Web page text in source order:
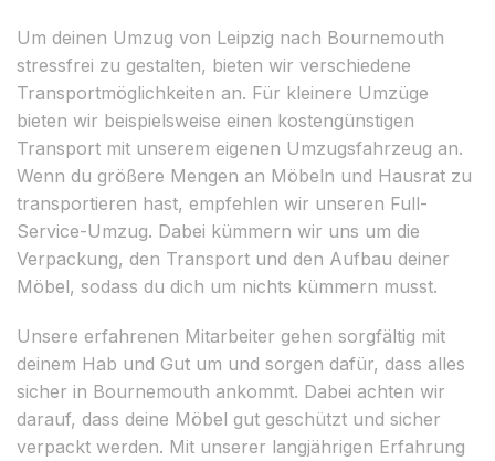
Um deinen Umzug von Leipzig nach Bournemouth
stressfrei zu gestalten, bieten wir verschiedene
Transportmöglichkeiten an. Für kleinere Umzüge
bieten wir beispielsweise einen kostengünstigen
Transport mit unserem eigenen Umzugsfahrzeug an.
Wenn du größere Mengen an Möbeln und Hausrat zu
transportieren hast, empfehlen wir unseren Full-
Service-Umzug. Dabei kümmern wir uns um die
Verpackung, den Transport und den Aufbau deiner
Möbel, sodass du dich um nichts kümmern musst.
Unsere erfahrenen Mitarbeiter gehen sorgfältig mit
deinem Hab und Gut um und sorgen dafür, dass alles
sicher in Bournemouth ankommt. Dabei achten wir
darauf, dass deine Möbel gut geschützt und sicher
verpackt werden. Mit unserer langjährigen Erfahrung